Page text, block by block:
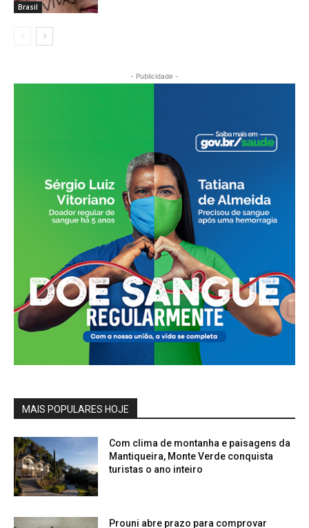
Brasil
- Publicidade -
MAIS POPULARES HOJE
Com clima de montanha e paisagens da
Mantiqueira, Monte Verde conquista
turistas o ano inteiro
Prouni abre prazo para comprovar